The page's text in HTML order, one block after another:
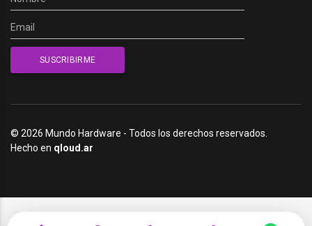
© 2026 Mundo Hardware - Todos los derechos reservados.
Hecho en qloud.ar